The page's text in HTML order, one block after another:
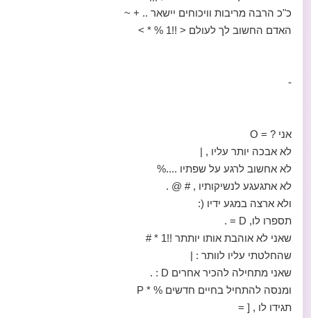
כ"כ הרבה מריבות וויכוחים יישאר .. + ~
האדם החשוב לך לעולם < !!1 % * >
-
אני ? = O
לא אבכה יותר עליו , |
לא אחשוב לרגע על שפתיו ....%
לא אתגעגע לנשיקותיו , # @ .
ולא ארצה במגע ידיו (:
תספרו לו, D = .
שאני לא אוהבת אותו יותתר !!1 * #
שהחלטתי עליו לוותר : |
שאני מתחילה להכיר אחרים D : .
ומנסה להתחיל בחיים חדשים % * P
תגידו לו , [ =